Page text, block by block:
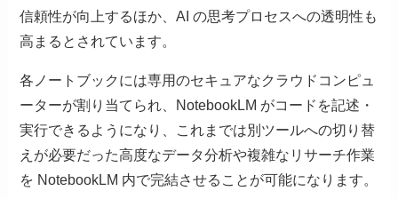
信頼性が向上するほか、AI の思考プロセスへの透明性も
高まるとされています。
各ノートブックには専用のセキュアなクラウドコンピュ
ーターが割り当てられ、NotebookLM がコードを記述・
実行できるようになり、これまでは別ツールへの切り替
えが必要だった高度なデータ分析や複雑なリサーチ作業
を NotebookLM 内で完結させることが可能になります。